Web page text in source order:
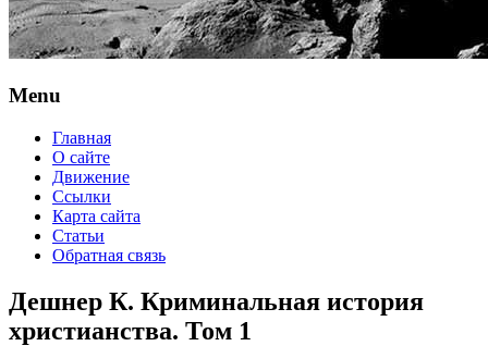
Menu
Главная
О сайте
Движение
Ссылки
Карта сайта
Статьи
Обратная связь
Дешнер К. Криминальная история
христианства. Том 1